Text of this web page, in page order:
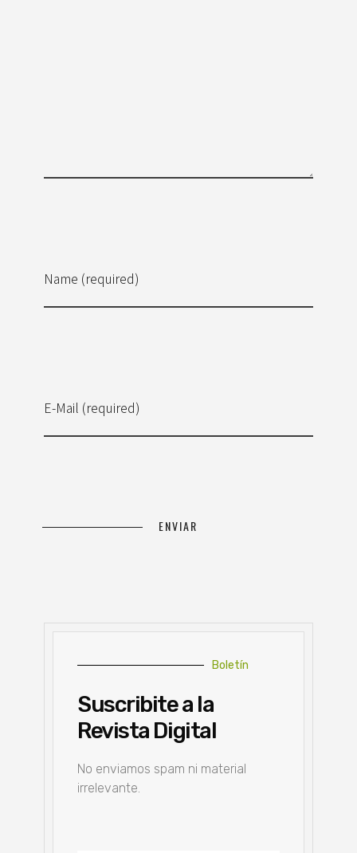
Name (required)
E-Mail (required)
Boletín
Suscribite a la
Revista Digital
No enviamos spam ni material
irrelevante.